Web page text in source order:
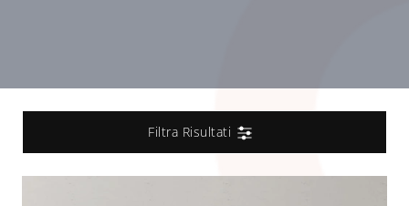
Filtra Risultati